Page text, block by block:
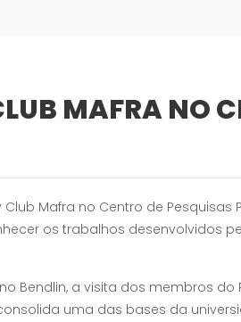
MAFRA NO
Mafra no Centro de
os trabalhos desenvolvidos
Bendlin, a visita dos membros do
uma das bases da